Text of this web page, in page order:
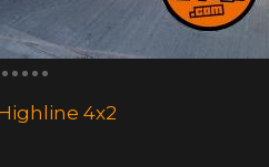
4x2